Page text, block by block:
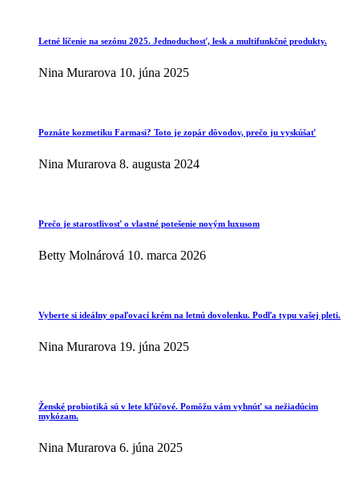
Letné líčenie na sezónu 2025. Jednoduchosť, lesk a multifunkčné produkty.
Nina Murarova 10. júna 2025
Poznáte kozmetiku Farmasi? Toto je zopár dôvodov, prečo ju vyskúšať
Nina Murarova 8. augusta 2024
Prečo je starostlivosť o vlastné potešenie novým luxusom
Betty Molnárová 10. marca 2026
Vyberte si ideálny opaľovací krém na letnú dovolenku. Podľa typu vašej pleti.
Nina Murarova 19. júna 2025
Ženské probiotiká sú v lete kľúčové. Pomôžu vám vyhnúť sa nežiadúcim
mykózam.
Nina Murarova 6. júna 2025